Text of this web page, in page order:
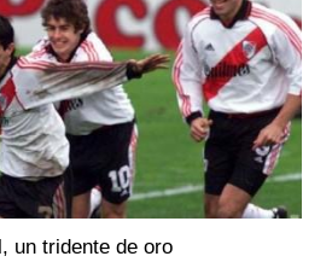
un tridente de oro